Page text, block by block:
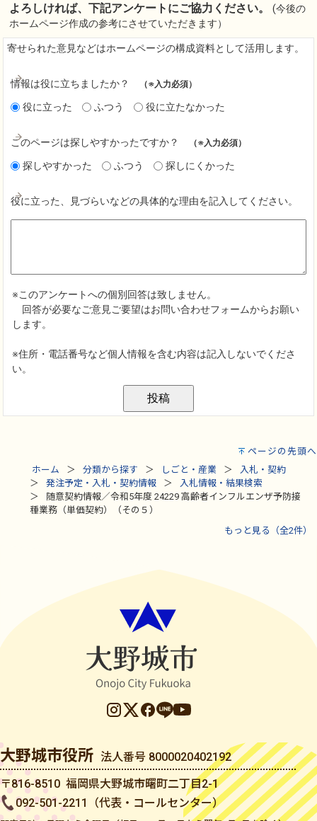
ページの先頭へ
ホーム
分類から探す しごと・産業
入札・契約
発注予定・入札・契約情報
入札情報・結果検索
随意契約情報／令和5年度 24229 高齢者インフルエンザ予防接
種業務（単価契約）（その５）
もっと見る（全2件）
大野城市役所 法人番号 8000020402192
〒816-8510 福岡県大野城市曙町二丁目2-1
092-501-2211（代表・コールセンター）